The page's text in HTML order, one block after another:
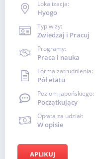
Lokalizacja:
Hyogo
Typ wizy:
Zwiedzaj i Pracuj
Programy:
Praca i nauka
Forma zatrudnienia:
Pół etatu
Poziom japońskiego:
Początkujący
Opłata za udział:
W opisie
APLIKUJ